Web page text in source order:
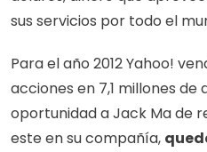
sus servicios por todo el
Para el año 2012 Yahoo!
acciones en 7,1 millones de
oportunidad a Jack Ma de
este en su compañía,